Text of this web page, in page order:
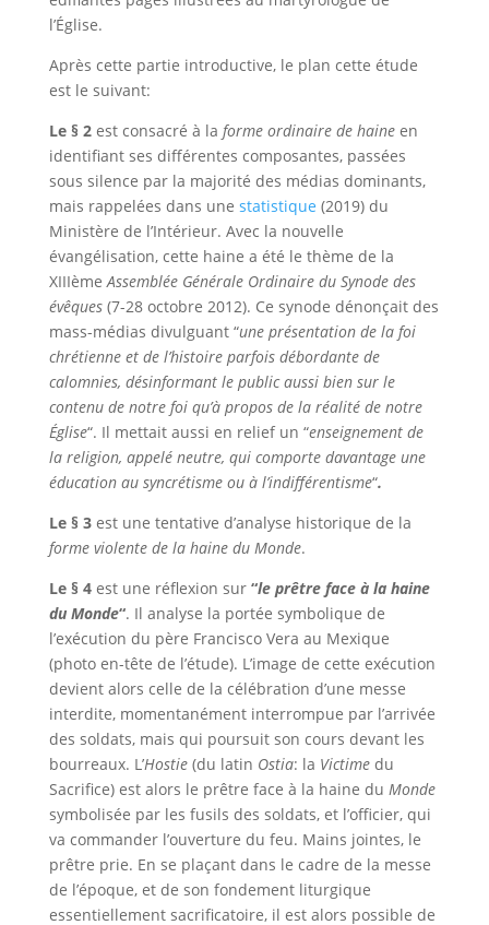
l’Église.
Après cette partie introductive, le plan cette étude
est le suivant:
Le § 2est consacré à la forme ordinaire de haineen
identifiant ses différentes composantes, passées
sous silence par la majorité des médias dominants,
mais rappelées dans une statistique (2019) du
Ministère de l’Intérieur. Avec la nouvelle
évangélisation, cette haine a été le thème de la
XIIIèmeAssemblée Générale Ordinaire du Synode des
évêques(7-28 octobre 2012). Ce synode dénonçait des
mass-médias divulguant “une présentation de la foi
chrétienne et de l’histoire parfois débordante de
calomnies, désinformant le public aussi bien sur le
contenu de notre foi qu’à propos de la réalité de notre
Église“. Il mettait aussi en relief un “enseignement de
la religion, appelé neutre, qui comporte davantage une
éducation au syncrétisme ou à l’indifférentisme“.
Le § 3est une tentative d’analyse historique de la
forme violente de la haine du Monde.
Le § 4est une réflexion sur “le prêtre face à la haine
du Monde“. Il analyse la portée symbolique de
l’exécution du père Francisco Vera au Mexique
(photo en-tête de l’étude). L’image de cette exécution
devient alors celle de la célébration d’une messe
interdite, momentanément interrompue par l’arrivée
des soldats, mais qui poursuit son cours devant les
bourreaux. L’Hostie(du latin Ostia: la Victimedu
Sacrifice) est alors le prêtre face à la haine du Monde
symbolisée par les fusils des soldats, et l’officier, qui
va commander l’ouverture du feu. Mains jointes, le
prêtre prie. En se plaçant dans le cadre de la messe
de l’époque, et de son fondement liturgique
essentiellement sacrificatoire, il est alors possible de